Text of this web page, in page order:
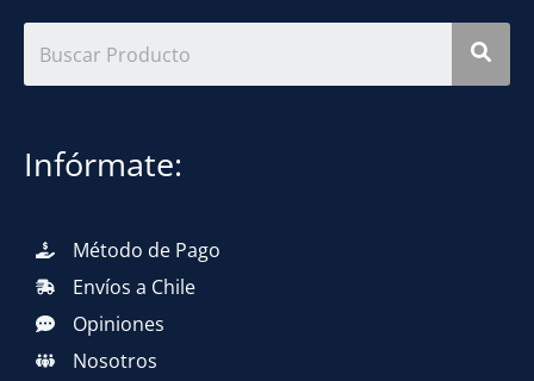
Infórmate:
Método de Pago
Envíos a Chile
Opiniones
Nosotros